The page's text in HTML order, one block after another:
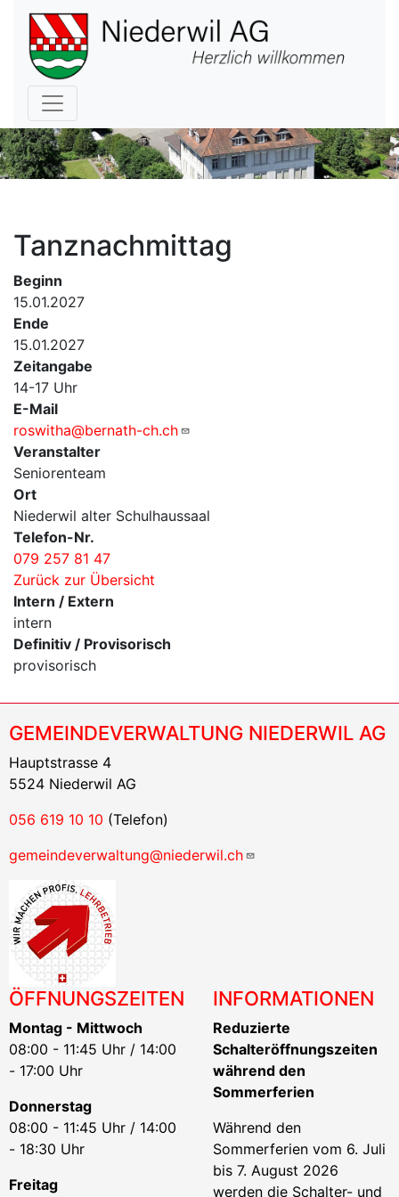
Hauptnavigation
Tanznachmittag
Beginn
15.01.2027
Ende
15.01.2027
Zeitangabe
14-17 Uhr
E-Mail
roswitha@bernath-ch.ch
Veranstalter
Seniorenteam
Ort
Niederwil alter Schulhaussaal
Telefon-Nr.
079 257 81 47
Zurück zur Übersicht
Intern / Extern
intern
Definitiv / Provisorisch
provisorisch
GEMEINDEVERWALTUNG NIEDERWIL AG
Hauptstrasse 4
5524 Niederwil AG
056 619 10 10 (Telefon)
gemeindeverwaltung@niederwil.ch
ÖFFNUNGSZEITEN
Montag - Mittwoch
08:00 - 11:45 Uhr / 14:00
- 17:00 Uhr
Donnerstag
08:00 - 11:45 Uhr / 14:00
- 18:30 Uhr
Freitag
INFORMATIONEN
Reduzierte
Schalteröffnungszeiten
während den
Sommerferien
Während den
Sommerferien vom 6. Juli
bis 7. August 2026
werden die Schalter- und